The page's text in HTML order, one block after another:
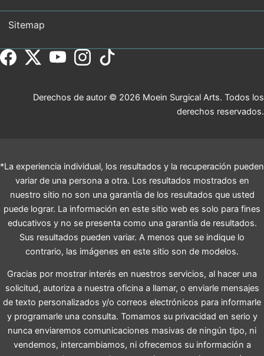
Sitemap
Derechos de autor © 2026 Moein Surgical Arts. Todos los
derechos reservados.
*La experiencia individual, los resultados y la recuperación pueden
variar de una persona a otra. Los resultados mostrados en
nuestro sitio no son una garantía de los resultados que usted
puede lograr. La información en este sitio web es solo para fines
educativos y no se presenta como una garantía de resultados.
Sus resultados pueden variar. A menos que se indique lo
contrario, las imágenes en este sitio son de modelos.
Gracias por mostrar interés en nuestros servicios, al hacer una
solicitud, autoriza a nuestra oficina a llamar, o enviarle mensajes
de texto personalizados y/o correos electrónicos para informarle
y programarle una consulta. Tomamos su privacidad en serio y
nunca enviaremos comunicaciones masivas de ningún tipo, ni
vendemos, intercambiamos, ni ofrecemos su información a